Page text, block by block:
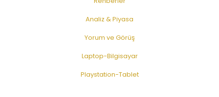
Analiz & Piyasa
Yorum ve Görüş
Laptop-Bilgisayar
Playstation-Tablet